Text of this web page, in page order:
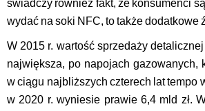
świadczy również fakt, że konsumenci
wydać na soki NFC, to także dodatkowe
W 2015 r. wartość sprzedaży
największa, po napojach
w ciągu najbliższych czterech lat tempo
w 2020 r. wyniesie prawie 6,4 mld zł.